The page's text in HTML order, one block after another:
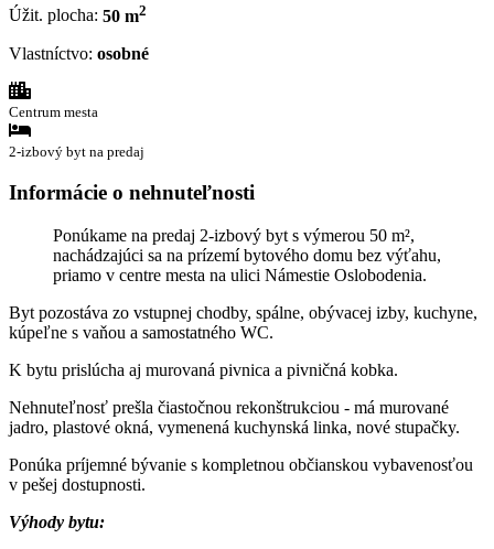
Úžit. plocha: 50 m2
Vlastníctvo: osobné
Centrum mesta
2-izbový byt na predaj
Informácie o nehnuteľnosti
Ponúkame na predaj 2-izbový byt s výmerou 50 m²,
nachádzajúci sa na prízemí bytového domu bez výťahu,
priamo v centre mesta na ulici Námestie Oslobodenia.
Byt pozostáva zo vstupnej chodby, spálne, obývacej izby, kuchyne,
kúpeľne s vaňou a samostatného WC.
K bytu prislúcha aj murovaná pivnica a pivničná kobka.
Nehnuteľnosť prešla čiastočnou rekonštrukciou - má murované
jadro, plastové okná, vymenená kuchynská linka, nové stupačky.
Ponúka príjemné bývanie s kompletnou občianskou vybavenosťou
v pešej dostupnosti.
Výhody bytu: